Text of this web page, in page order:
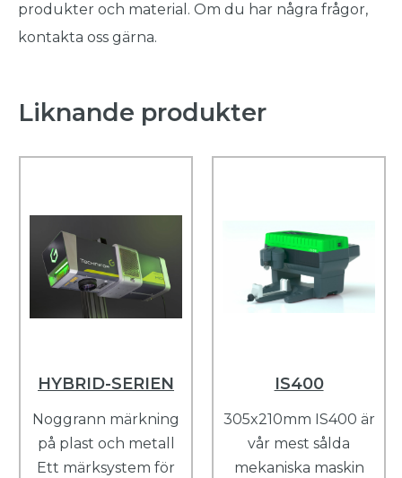
produkter och material. Om du har några frågor,
kontakta oss gärna.
Liknande produkter
HYBRID-SERIEN
Noggrann märkning
på plast och metall
Ett märksystem för
IS400
305x210mm IS400 är
vår mest sålda
mekaniska maskin